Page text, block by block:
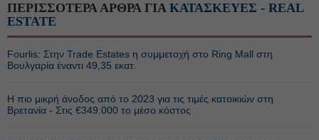
ΠΕΡΙΣΣΟΤΕΡΑ ΑΡΘΡΑ ΓΙΑ ΚΑΤΑΣΚΕΥΕΣ - REAL
ESTATE
Fourlis: Στην Trade Estates η συμμετοχή στο Ring Mall στη
Βουλγαρία έναντι 49,35 εκατ.
Η πιο μικρή άνοδος από το 2023 για τις τιμές κατοικιών στη
Βρετανία - Στις €349.000 το μέσο κόστος